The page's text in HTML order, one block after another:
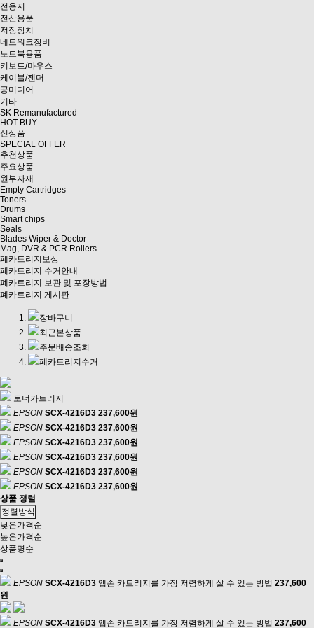
전용지
전산용품
저장장치
네트워크장비
노트북용품
키보드/마우스
케이블/젠더
공미디어
기타
SK Remanufactured
HOT BUY
신상품
SPECIAL OFFER
추천상품
주요상품
원부자재
Empty Cartridges
Toners
Drums
Smart chips
Seals
Blades Wiper & Doctor
Mag, DVR & PCR Rollers
폐카트리지보상
폐카트리지 수거안내
폐카트리지 보관 및 포장방법
폐카트리지 게시판
장바구니
최근본상품
주문배송조회
폐카트리지수거
토너카트리지
EPSON SCX-4216D3 237,600원
EPSON SCX-4216D3 237,600원
EPSON SCX-4216D3 237,600원
EPSON SCX-4216D3 237,600원
EPSON SCX-4216D3 237,600원
EPSON SCX-4216D3 237,600원
상품 정렬
정렬방식
낮은가격순
높은가격순
상품명순
EPSON SCX-4216D3 앱손 카트리지를 가장 저렴하게 살 수 있는 방법 237,600
원
EPSON SCX-4216D3 앱손 카트리지를 가장 저렴하게 살 수 있는 방법 237,600